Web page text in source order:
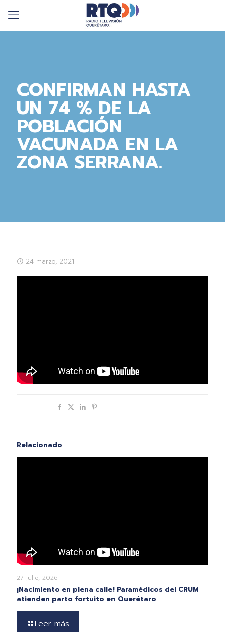
CONFIRMAN HASTA
UN 74 % DE LA
POBLACIÓN
VACUNADA EN LA
ZONA SERRANA.
24 marzo, 2021
Relacionado
27 julio, 2026
¡Nacimiento en plena calle! Paramédicos del CRUM
atienden parto fortuito en Querétaro
Leer más